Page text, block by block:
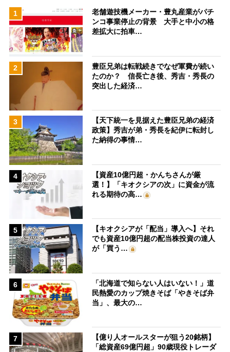
1
老舗遊技機メーカー・豊丸産業がパチ
ンコ事業停止の背景 大手と中小の格
差拡大に拍車…
2
豊臣兄弟は転戦続きでなぜ軍費が続い
たのか？ 信長亡き後、秀吉・秀長の
突出した経済…
3
【天下統一を見据えた豊臣兄弟の経済
政策】秀吉が弟・秀長を紀伊に転封し
た納得の事情…
4
【資産10億円超・かんちさんが厳
選！】「キオクシアの次」に資金が流
れる期待の高…
5
【キオクシアが「配当」導入へ】それ
でも資産10億円超の配当株投資の達人
が「買う…
6
「北海道で知らない人はいない！」道
民熱愛のカップ焼きそば「やきそば弁
当」、最大の…
7
【億り人オールスターが狙う20銘柄】
「総資産69億円超」90歳現役トレーダ